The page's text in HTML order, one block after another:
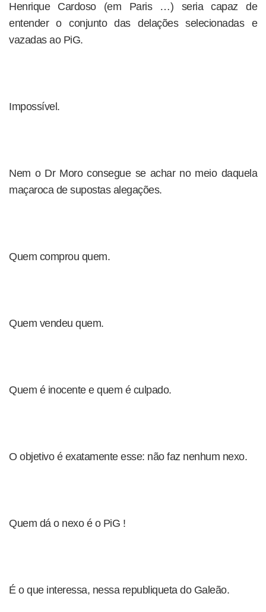
Henrique Cardoso (em Paris …) seria capaz de
entender o conjunto das delações selecionadas e
vazadas ao PiG.
Impossível.
Nem o Dr Moro consegue se achar no meio daquela
maçaroca de supostas alegações.
Quem comprou quem.
Quem vendeu quem.
Quem é inocente e quem é culpado.
O objetivo é exatamente esse: não faz nenhum nexo.
Quem dá o nexo é o PiG !
É o que interessa, nessa republiqueta do Galeão.